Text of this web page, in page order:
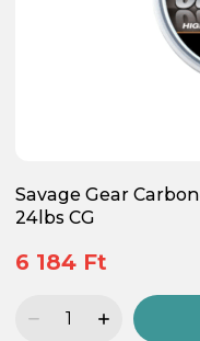
Savage Gear
24lbs CG
6 184 Ft